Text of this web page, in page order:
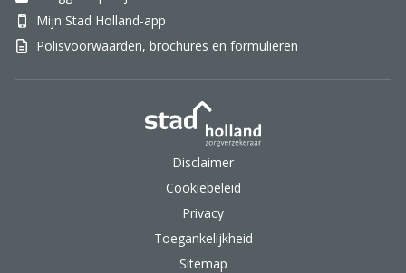
Mijn Stad Holland-app
Polisvoorwaarden, brochures en formulieren
Disclaimer
Cookiebeleid
Privacy
Toegankelijkheid
Sitemap